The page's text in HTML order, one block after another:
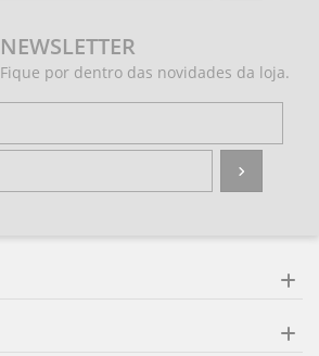
NEWSLETTER
Fique por dentro das novidades da loja.